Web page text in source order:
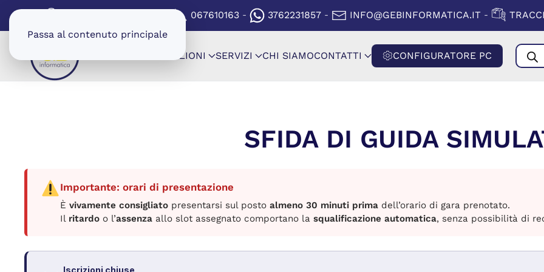
Passa al contenuto principale
(SI APRE IN UNA NUOVA FINESTRA)
067610163 - 3762231857 - INFO@GEBINFORMATICA.IT (SI APRE IN
-
CONFIGURAZIONI SERVIZI CHI SIAMOCONTATTI CONFIGURATORE PC
search
SFIDA DI GUIDA
Importante: orari di presentazione
È vivamente consigliatopresentarsi sul posto almeno 30 minuti primadell’orario di gara prenotato.
Il ritardoo l’assenzaallo slot assegnato comportano la squalificazione automatica, senza possibilità di
Iscrizioni chiuse